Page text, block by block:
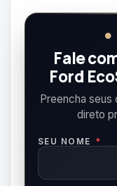
●
Fale
Ford
Preencha seus
direto
SEU NOME *